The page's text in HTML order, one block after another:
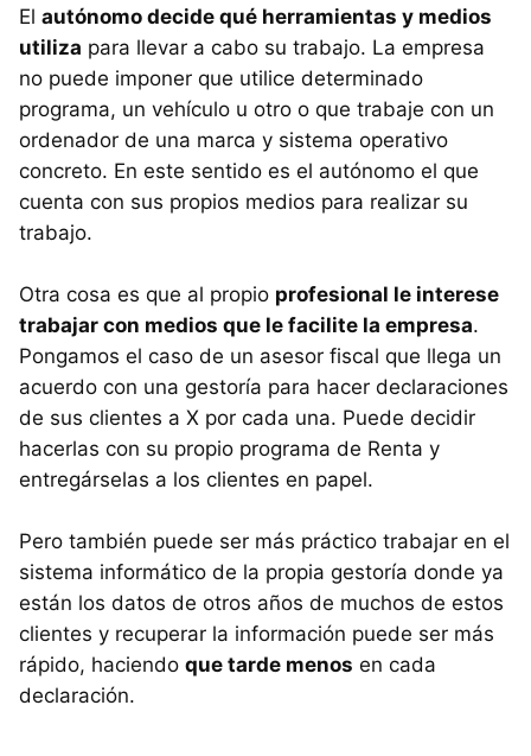
El autónomo decide qué herramientas y medios
utiliza para llevar a cabo su trabajo. La empresa
no puede imponer que utilice determinado
programa, un vehículo u otro o que trabaje con un
ordenador de una marca y sistema operativo
concreto. En este sentido es el autónomo el que
cuenta con sus propios medios para realizar su
trabajo.
Otra cosa es que al propio profesional le interese
trabajar con medios que le facilite la empresa.
Pongamos el caso de un asesor fiscal que llega un
acuerdo con una gestoría para hacer declaraciones
de sus clientes a X por cada una. Puede decidir
hacerlas con su propio programa de Renta y
entregárselas a los clientes en papel.
Pero también puede ser más práctico trabajar en el
sistema informático de la propia gestoría donde ya
están los datos de otros años de muchos de estos
clientes y recuperar la información puede ser más
rápido, haciendo que tarde menos en cada
declaración.